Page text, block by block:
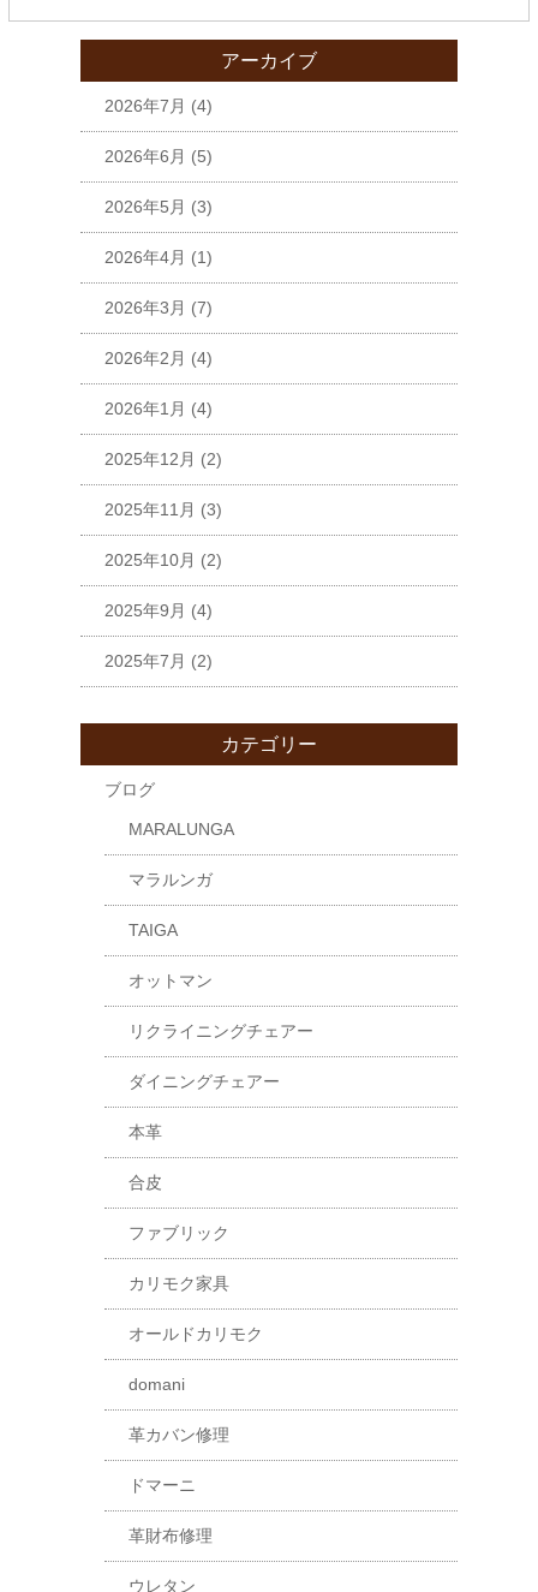
アーカイブ
2026年7月 (4)
2026年6月 (5)
2026年5月 (3)
2026年4月 (1)
2026年3月 (7)
2026年2月 (4)
2026年1月 (4)
2025年12月 (2)
2025年11月 (3)
2025年10月 (2)
2025年9月 (4)
2025年7月 (2)
カテゴリー
ブログ
MARALUNGA
マラルンガ
TAIGA
オットマン
リクライニングチェアー
ダイニングチェアー
本革
合皮
ファブリック
カリモク家具
オールドカリモク
domani
革カバン修理
ドマーニ
革財布修理
ウレタン